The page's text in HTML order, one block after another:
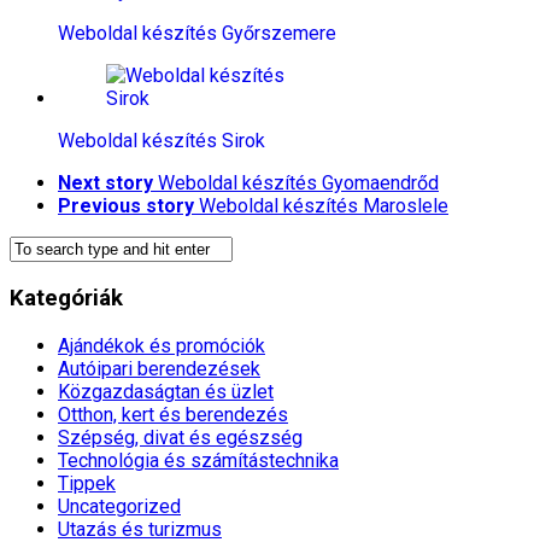
Weboldal készítés​ Győrszemere
Weboldal készítés​ Sirok
Next story Weboldal készítés​ Gyomaendrőd
Previous story Weboldal készítés​ Maroslele
Kategóriák
Ajándékok és promóciók
Autóipari berendezések
Közgazdaságtan és üzlet
Otthon, kert és berendezés
Szépség, divat és egészség
Technológia és számítástechnika
Tippek
Uncategorized
Utazás és turizmus